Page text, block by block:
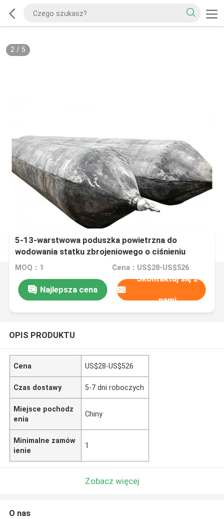
2/ 5
5-13-warstwowa poduszka powietrzna do
wodowania statku zbrojeniowego o ciśnieniu
roboczym 0,05-0,25 MPA i certyfikatach ABS, BV,
MOQ：1 Cena：US$28-US$526
Najlepsza cena
Skontaktuj się z
nami
OPIS PRODUKTU
Cena US$28-US$526
Czas dostawy 5-7 dni roboczych
Miejsce pochodz
enia
Chiny
Minimalne zamów
ienie
1
Zobacz więcej
O nas